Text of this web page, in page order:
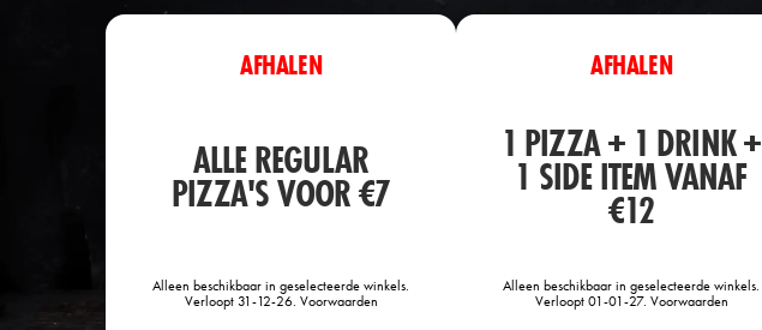
AFHALEN
ALLE REGULAR
PIZZA'S VOOR €7
Alleen beschikbaar in geselecteerde winkels.
Verloopt 31-12-26. Voorwaarden
AFHALEN
1 PIZZA + 1 DRINK +
1 SIDE ITEM VANAF
€12
Alleen beschikbaar in geselecteerde winkels.
Verloopt 01-01-27. Voorwaarden